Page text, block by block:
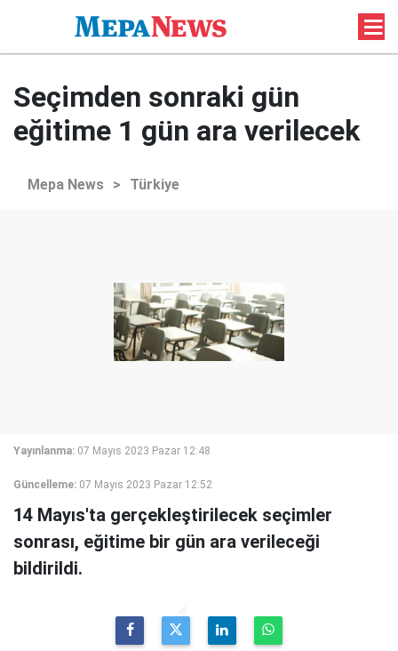
Seçimden sonraki gün
eğitime 1 gün ara verilecek
Mepa News > Türkiye
Yayınlanma: 07 Mayıs 2023 Pazar 12:48
Güncelleme: 07 Mayıs 2023 Pazar 12:52
14 Mayıs'ta gerçekleştirilecek seçimler
sonrası, eğitime bir gün ara verileceği
bildirildi.